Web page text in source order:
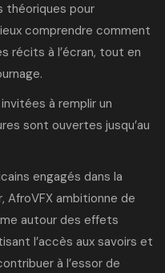
théoriques pour
comprendre comment
récits à l’écran, tout en
à remplir un
sont ouvertes jusqu’au
engagés dans la
ambitionne de
autour des effets
l’accès aux savoirs et
à l’essor de